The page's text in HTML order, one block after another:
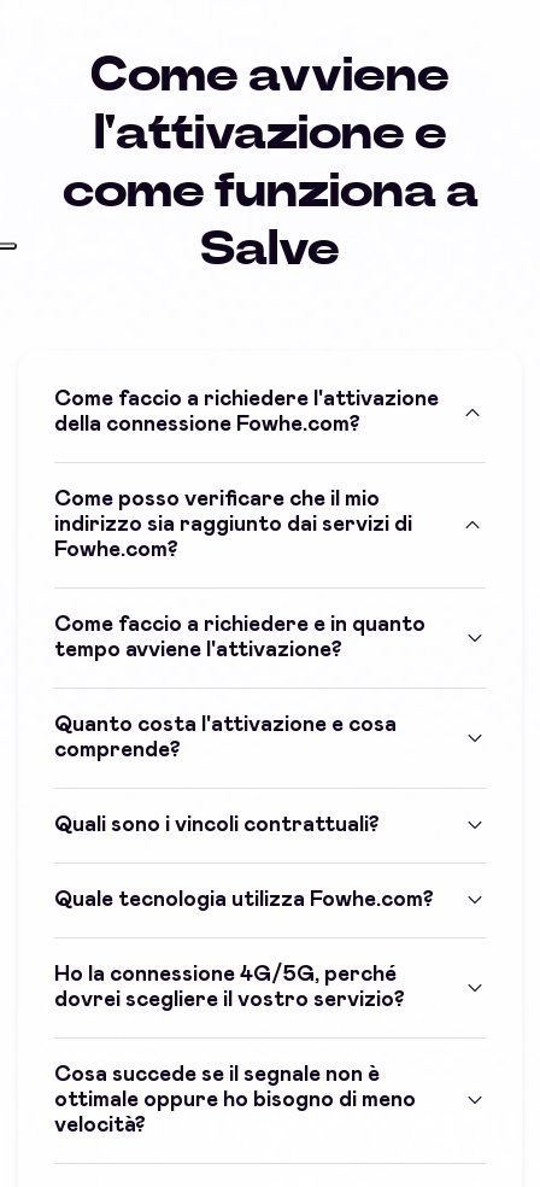
Come avviene
l'attivazione e
come funziona a
Salve
Come faccio a richiedere l'attivazione
della connessione Fowhe.com?
Come posso verificare che il mio
indirizzo sia raggiunto dai servizi di
Fowhe.com?
Come faccio a richiedere e in quanto
tempo avviene l'attivazione?
Quanto costa l'attivazione e cosa
comprende?
Quali sono i vincoli contrattuali?
Quale tecnologia utilizza Fowhe.com?
Ho la connessione 4G/5G, perché
dovrei scegliere il vostro servizio?
Cosa succede se il segnale non è
ottimale oppure ho bisogno di meno
velocità?